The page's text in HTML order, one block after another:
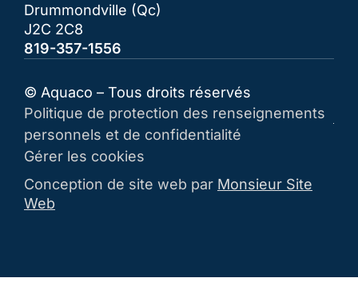
Drummondville (Qc)
J2C 2C8
819-357-1556
© Aquaco – Tous droits réservés
Politique de protection des renseignements
personnels et de confidentialité
Gérer les cookies
Conception de site web par Monsieur Site
Web